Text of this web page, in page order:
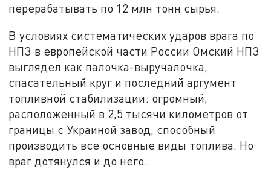
перерабатывать по 12 млн тонн сырья.
В условиях систематических ударов врага по
НПЗ в европейской части России Омский НПЗ
выглядел как палочка-выручалочка,
спасательный круг и последний аргумент
топливной стабилизации: огромный,
расположенный в 2,5 тысячи километров от
границы с Украиной завод, способный
производить все основные виды топлива. Но
враг дотянулся и до него.